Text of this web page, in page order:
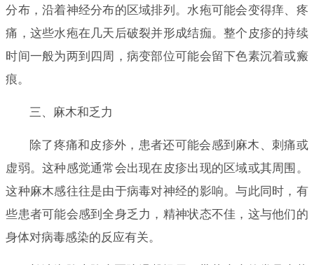
分布，沿着神经分布的区域排列。水疱可能会变得痒、疼
痛，这些水疱在几天后破裂并形成结痂。整个皮疹的持续
时间一般为两到四周，病变部位可能会留下色素沉着或瘢
痕。
三、麻木和乏力
除了疼痛和皮疹外，患者还可能会感到麻木、刺痛或
虚弱。这种感觉通常会出现在皮疹出现的区域或其周围。
这种麻木感往往是由于病毒对神经的影响。与此同时，有
些患者可能会感到全身乏力，精神状态不佳，这与他们的
身体对病毒感染的反应有关。